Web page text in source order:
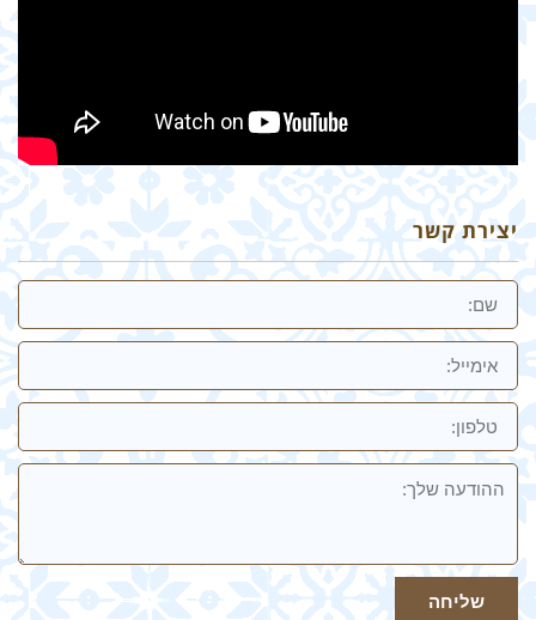
יצירת קשר
שם
אימייל
טלפון:
ההודעה
שלך
שליחה